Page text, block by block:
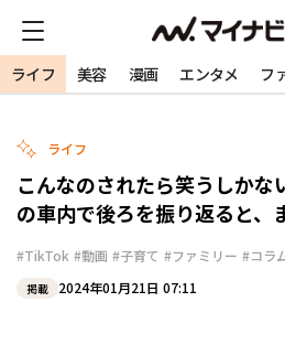
ライフ 美容 漫画 エンタメ フ
ライフ
こんなのされたら笑うしか
の車内で後ろを振り返ると、
#TikTok #動画 #子育て #ファミリー #コラ
掲載 2024年01月21日 07:11